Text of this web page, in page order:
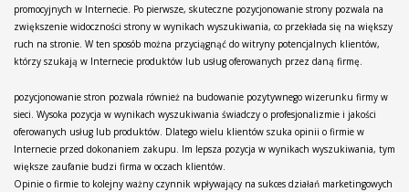
promocyjnych w Internecie. Po pierwsze, skuteczne pozycjonowanie strony pozwala na
zwiększenie widoczności strony w wynikach wyszukiwania, co przekłada się na większy
ruch na stronie. W ten sposób można przyciągnąć do witryny potencjalnych klientów,
którzy szukają w Internecie produktów lub usług oferowanych przez daną firmę.
pozycjonowanie stron pozwala również na budowanie pozytywnego wizerunku firmy w
sieci. Wysoka pozycja w wynikach wyszukiwania świadczy o profesjonalizmie i jakości
oferowanych usług lub produktów. Dlatego wielu klientów szuka opinii o firmie w
Internecie przed dokonaniem zakupu. Im lepsza pozycja w wynikach wyszukiwania, tym
większe zaufanie budzi firma w oczach klientów.
Opinie o firmie to kolejny ważny czynnik wpływający na sukces działań marketingowych